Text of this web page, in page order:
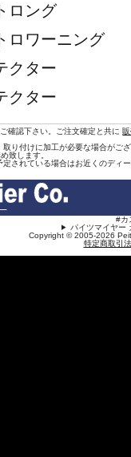
ロング
ロワーニング
クター
クター
確認下さい。ご注文確定と共に
り付けに加工が必要な場合がご
致します。
されている場合はお近くのディ
#カ
パイツマイヤー
Copyright © 2005-2026
特定商取引